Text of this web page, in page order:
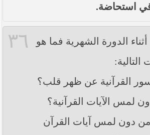
استحاضة.
٣٦
الدورة الشهرية فما هو
التالية:
من دون لمس آيات القرآن